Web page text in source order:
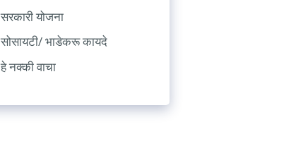
सरकारी योजना
सोसायटी/ भाडेकरू कायदे
हे नक्की वाचा